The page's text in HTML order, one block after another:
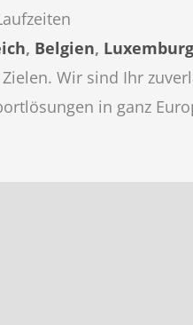
, Belgien, Luxemburg
Wir sind Ihr
in ganz